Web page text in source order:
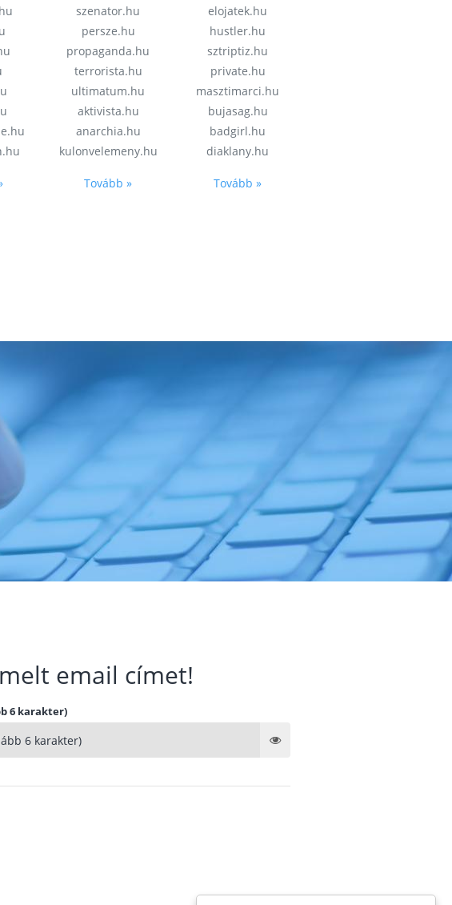
szenator.hu
persze.hu
propaganda.hu
terrorista.hu
ultimatum.hu
aktivista.hu
anarchia.hu
kulonvelemeny.hu
Tovább »
elojatek.hu
hustler.hu
sztriptiz.hu
private.hu
masztimarci.hu
bujasag.hu
badgirl.hu
diaklany.hu
Tovább »
email címet!
6 karakter)